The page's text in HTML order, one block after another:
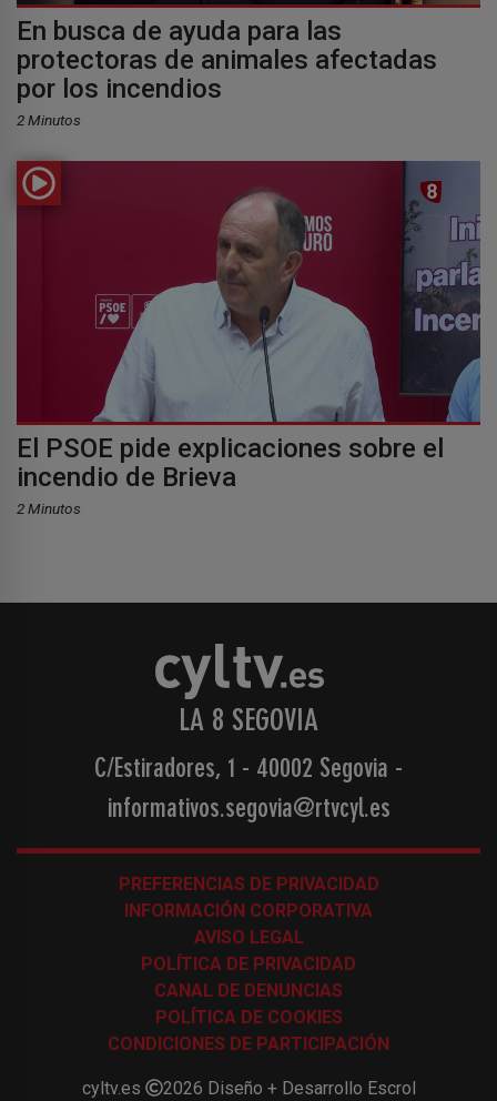
En busca de ayuda para las
protectoras de animales afectadas
por los incendios
2 Minutos
El PSOE pide explicaciones sobre el
incendio de Brieva
2 Minutos
LA 8 SEGOVIA
C/Estiradores, 1 - 40002 Segovia -
informativos.segovia@rtvcyl.es
PREFERENCIAS DE PRIVACIDAD
INFORMACIÓN CORPORATIVA
AVISO LEGAL
POLÍTICA DE PRIVACIDAD
CANAL DE DENUNCIAS
POLÍTICA DE COOKIES
CONDICIONES DE PARTICIPACIÓN
cyltv.es 2026 Diseño + Desarrollo Escrol